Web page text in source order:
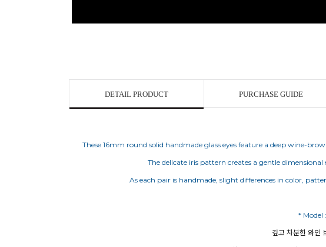
DETAIL PRODUCT PURCHASE GUIDE
These 16mm round solid handmade glass eyes feature a deep wine-
The delicate iris pattern creates a gentle
As each pair is handmade, slight differences in color,
* Model
깊고 차분한 와인